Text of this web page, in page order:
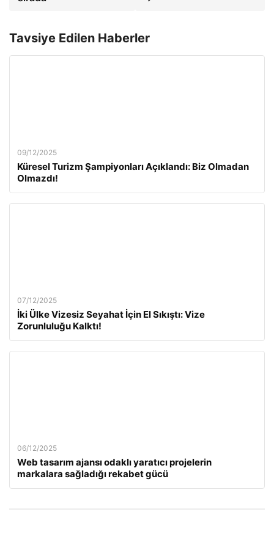
Tavsiye Edilen Haberler
09/12/2025
Küresel Turizm Şampiyonları Açıklandı: Biz Olmadan
Olmazdı!
07/12/2025
İki Ülke Vizesiz Seyahat İçin El Sıkıştı: Vize
Zorunluluğu Kalktı!
06/12/2025
Web tasarım ajansı odaklı yaratıcı projelerin
markalara sağladığı rekabet gücü